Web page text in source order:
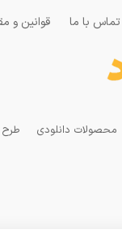
تماس با ما قوانین و
محصولات دانلودی طرح